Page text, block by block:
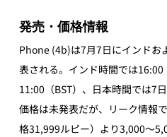
発売・価格情報
Phone (4b)は7月7日にインドお
表される。インド時間では
11:00（BST）、日本時間では7
価格は未発表だが、リーク情報
格31,999ルピー）より3,000〜